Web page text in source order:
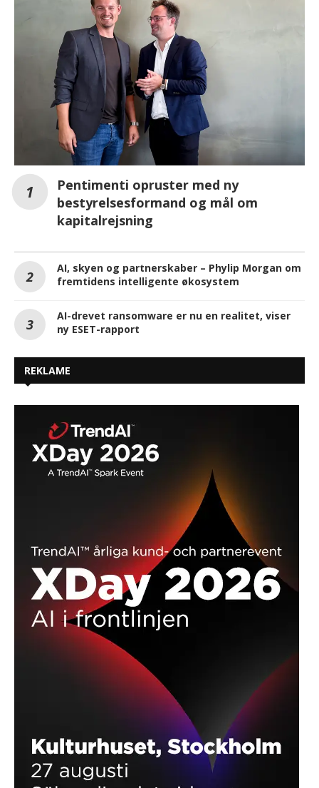
Pentimenti opruster med ny
bestyrelsesformand og mål om
kapitalrejsning
AI, skyen og partnerskaber – Phylip Morgan om
fremtidens intelligente økosystem
AI-drevet ransomware er nu en realitet, viser
ny ESET-rapport
REKLAME